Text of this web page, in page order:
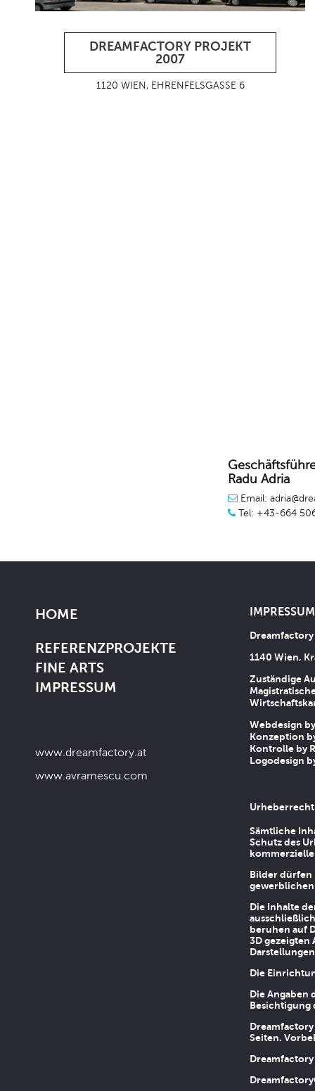
DREAMFACTORY PROJEKT
2007
1120 WIEN, EHRENFELSGASSE 6
Radu Adria
Email:
Tel: +43-664
HOME
REFERENZPROJEKTE
FINE ARTS
IMPRESSUM
www.dreamfactory.at
www.avramescu.com
1140 Wien,
Zuständige
Webdesign
Konzeption
Kontrolle by
Logodesign
Urheberrecht
Sämtliche
Schutz des
Bilder dürfen
Die Inhalte
beruhen auf
3D gezeigten
Die
Die
Besichtigung
Seiten.